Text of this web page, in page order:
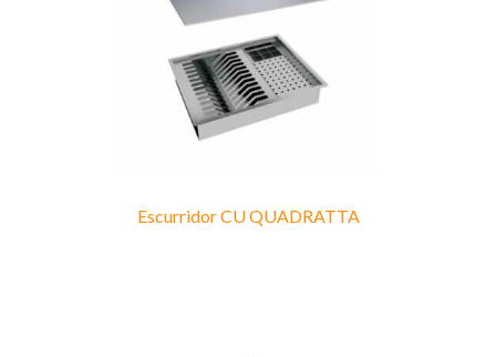
Escurridor CU QUADRATTA